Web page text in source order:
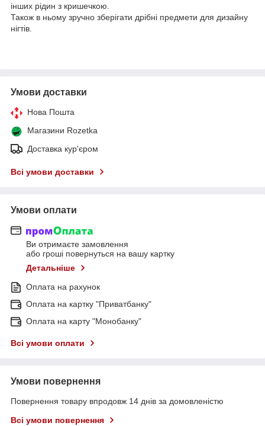
інших рідин з кришечкою.
Також в ньому зручно зберігати дрібні предмети для дизайну
нігтів.
Умови доставки
Нова Пошта
Магазини Rozetka
Доставка кур'єром
Всі умови доставки
Умови оплати
Ви отримаєте замовлення
або гроші повернуться на вашу картку
Детальніше
Оплата на рахунок
Оплата на картку "Приватбанку"
Оплата на карту "Монобанку"
Всі умови оплати
Умови повернення
Повернення товару впродовж 14 днів за домовленістю
Всі умови повернення